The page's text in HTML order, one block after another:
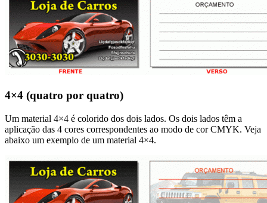
4×4 (quatro por quatro)
Um material 4×4 é colorido dos dois lados. Os dois lados têm a
aplicação das 4 cores correspondentes ao modo de cor CMYK. Veja
abaixo um exemplo de um material 4×4.